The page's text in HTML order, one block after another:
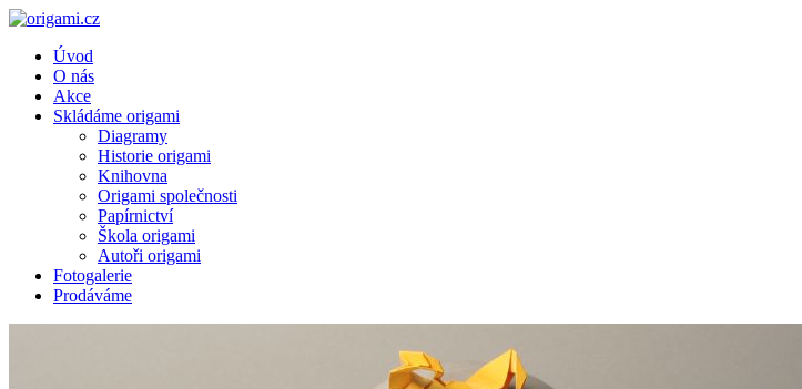
Úvod
O nás
Akce
Skládáme origami
Diagramy
Historie origami
Knihovna
Origami společnosti
Papírnictví
Škola origami
Autoři origami
Fotogalerie
Prodáváme